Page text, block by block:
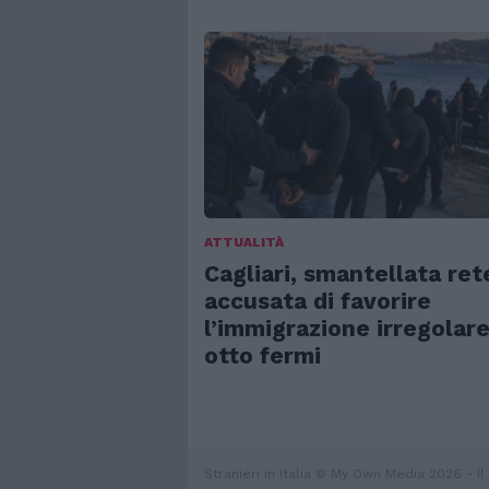
ATTUALITÀ
Cagliari, smantellata
accusata di favorire
l’immigrazione
otto fermi